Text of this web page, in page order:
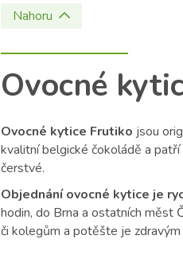
Nahoru
Ovocné
Ovocné kytice Frutiko jsou
kvalitní belgické čokoládě a
čerstvé.
Objednání ovocné kytice je
hodin, do Brna a ostatních měst
či kolegům a potěšte je